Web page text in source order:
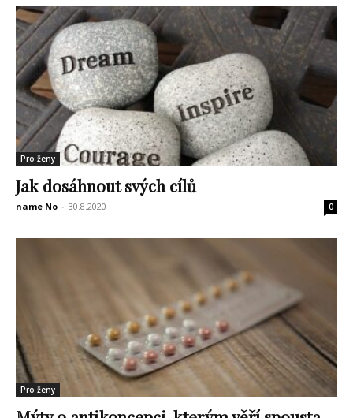
Pro ženy
Jak dosáhnout svých cílů
name No - 30.8.2020 0
Pro ženy